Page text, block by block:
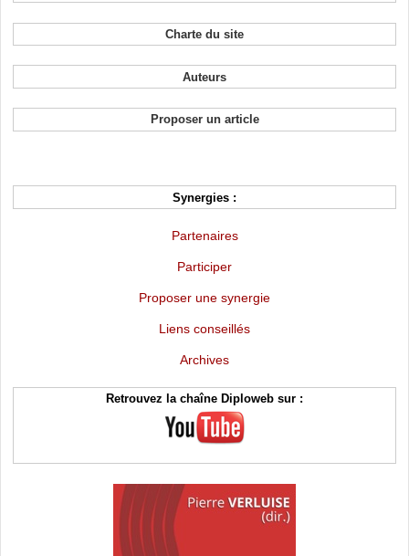
Charte du site
Auteurs
Proposer un article
Synergies :
Partenaires
Participer
Proposer une synergie
Liens conseillés
Archives
Retrouvez la chaîne Diploweb sur :